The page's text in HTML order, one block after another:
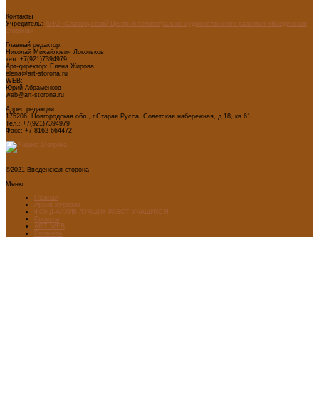
Контакты
Учредитель: АНО «Старорусский Центр интеллектуально-художественного развития «Введенская
сторона»
Главный редактор:
Николай Михайлович Локотьков
тел. +7(921)7394979
Арт-директор: Елена Жирова
elena@art-storona.ru
WEB:
Юрий Абраменков
web@art-storona.ru
Адрес редакции:
175206, Новгородская обл., г.Старая Русса, Советская набережная, д.18, кв.61
Тел.: +7(921)7394979
Факс: +7 8162 664472
©2021 Введенская сторона
Меню
Главная
Архив журнала
ФОНД-АРХИВ ЛУЧШИХ РАБОТ УЧАЩИХСЯ
Проекты
ART WEB
Партнеры